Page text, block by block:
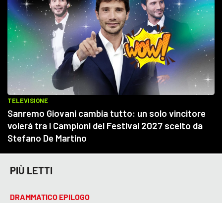
PIÙ LETTI
DRAMMATICO EPILOGO